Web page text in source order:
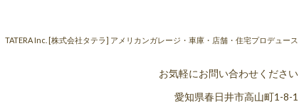
TATERA Inc. [株式会社タテラ] アメリカンガレージ・車庫・店舗・住宅プロデュース
お気軽にお問い合わせください
愛知県春日井市高山町1-8-1